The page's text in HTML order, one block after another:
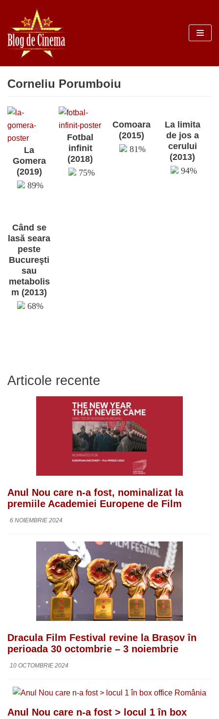
Sari
la
conținut
Corneliu Porumboiu
La
Gomera
(2019)
89%
Fotbal
infinit
(2018)
75%
Comoara
(2015)
81%
La limita
de jos a
cerului
(2013)
94%
Când se
lasă seara
peste
Bucureşti
sau
metabolis
m (2013)
68%
Articole recente
Anul Nou care n-a fost, nominalizat la
premiile Academiei Europene de Film
6 NOIEMBRIE 2024
Dracula Film Festival revine la Brașov în
perioada 30 octombrie – 3 noiembrie
10 OCTOMBRIE 2024
Anul Nou care n-a fost > locul 1 în box